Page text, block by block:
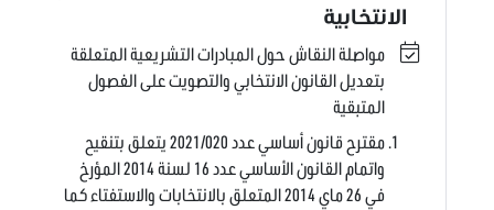
الانتخابية
مواصلة النقاش حول المبادرات التشريعية المتعلقة
بتعديل القانون الانتخابي والتصويت على الفصول
المتبقية
مقترح قانون أساسي عدد 2021/020 يتعلق بتنقيح
واتمام القانون الأساسي عدد 16 لسنة 2014 المؤرخ
في 26 ماي 2014 المتعلق بالانتخابات والاستفتاء كما